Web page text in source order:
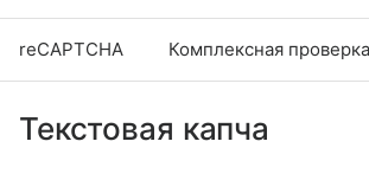
reCAPTCHA Комплексная
Текстовая капча